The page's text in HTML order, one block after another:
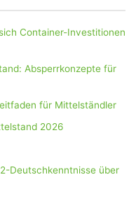
Container-Investitionen
Absperrkonzepte für
für Mittelständler
2026
Deutschkenntnisse über